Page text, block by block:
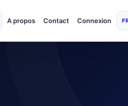
A propos Contact Connexion